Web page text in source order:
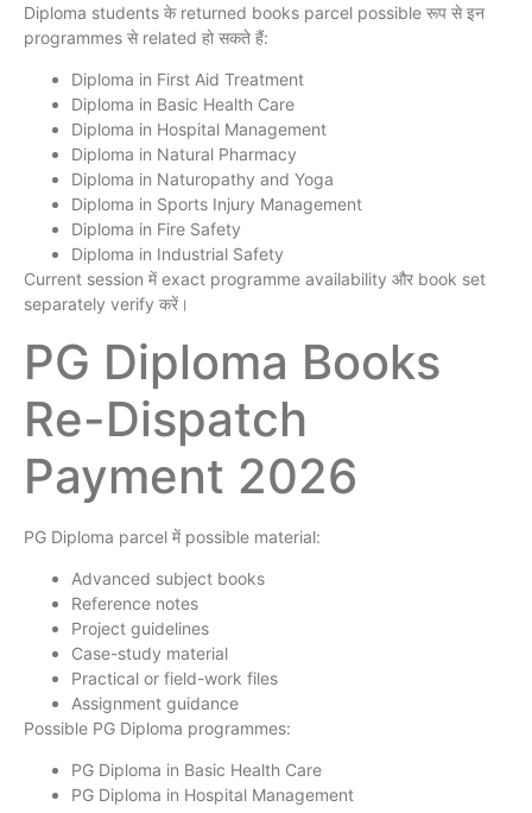
Diploma students के returned books parcel possible रूप से इन
programmes से related हो सकते हैं:
Diploma in First Aid Treatment
Diploma in Basic Health Care
Diploma in Hospital Management
Diploma in Natural Pharmacy
Diploma in Naturopathy and Yoga
Diploma in Sports Injury Management
Diploma in Fire Safety
Diploma in Industrial Safety
Current session में exact programme availability और book set
separately verify करें।
PG Diploma Books
Re-Dispatch
Payment 2026
PG Diploma parcel में possible material:
Advanced subject books
Reference notes
Project guidelines
Case-study material
Practical or field-work files
Assignment guidance
Possible PG Diploma programmes:
PG Diploma in Basic Health Care
PG Diploma in Hospital Management